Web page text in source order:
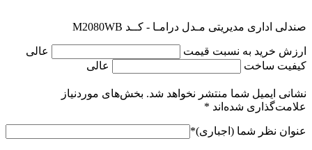
صندلی اداری مدیریتی مـدل درامـا - کــد M2080WB
ارزش خرید به نسبت قیمت
عالی
کیفیت ساخت
عالی
نشانی ایمیل شما منتشر نخواهد شد. بخش‌های موردنیاز
علامت‌گذاری شده‌اند *
عنوان نظر شما (اجباری)*